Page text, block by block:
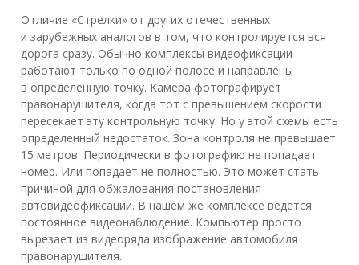
Отличие «Стрелки» от других отечественных
и зарубежных аналогов в том, что контролируется вся
дорога сразу. Обычно комплексы видеофиксации
работают только по одной полосе и направлены
в определенную точку. Камера фотографирует
правонарушителя, когда тот с превышением скорости
пересекает эту контрольную точку. Но у этой схемы есть
определенный недостаток. Зона контроля не превышает
15 метров. Периодически в фотографию не попадает
номер. Или попадает не полностью. Это может стать
причиной для обжалования постановления
автовидеофиксации. В нашем же комплексе ведется
постоянное видеонаблюдение. Компьютер просто
вырезает из видеоряда изображение автомобиля
правонарушителя.